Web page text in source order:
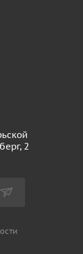
2